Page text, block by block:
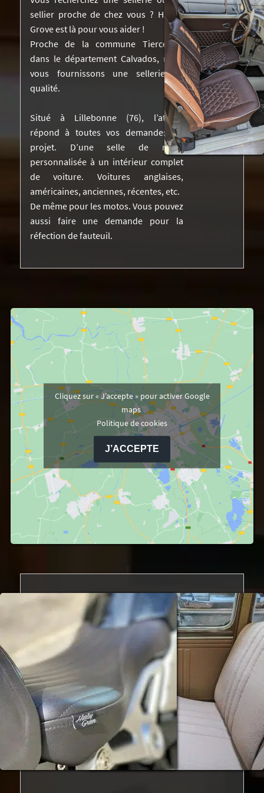
NOS RÉALISATIONS DANS LA PRESSE
DEVIS
CONTACTEZ-NOUS
sellier proche de chez vous ? Harley
Grove est là pour vous aider !
Proche de la commune Tierceville
dans le département Calvados, nous
vous fournissons une sellerie de
qualité.
Situé à Lillebonne (76), l’atelier
répond à toutes vos demandes de
projet. D’une selle de moto
personnalisée à un intérieur complet
de voiture. Voitures anglaises,
américaines, anciennes, récentes, etc.
De même pour les motos. Vous pouvez
aussi faire une demande pour la
réfection de fauteuil.
Cliquez sur « J’accepte » pour activer Google
maps
Politique de cookies
J’ACCEPTE